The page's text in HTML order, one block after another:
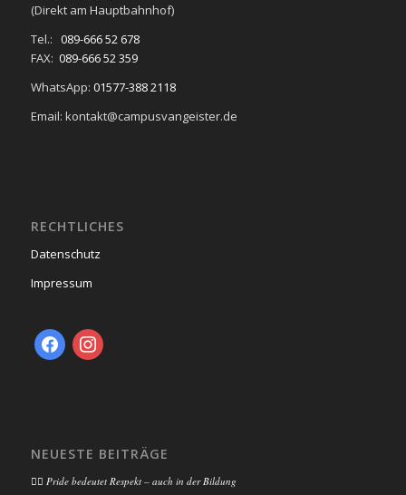
(Direkt am Hauptbahnhof)
Tel.: 089-666 52 678
FAX: 089-666 52 359
WhatsApp: 01577-388 2118
Email: kontakt@campusvangeister.de
RECHTLICHES
Datenschutz
Impressum
facebookinstagram
NEUESTE BEITRÄGE
🏳️‍🌈 Pride bedeutet Respekt – auch in der Bildung